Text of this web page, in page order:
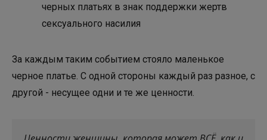
черных платьях в знак поддержки жертв
сексуального насилия
За каждым таким событием стояло маленькое
черное платье. С одной стороны каждый раз разное, с
другой - несущее одни и те же ценности.